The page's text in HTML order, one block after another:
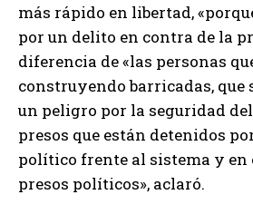
más rápido en libertad,
por un delito en contra de la
diferencia de «las personas
construyendo barricadas, que
un peligro por la seguridad del
presos que están detenidos
político frente al sistema y en
presos políticos», aclaró.